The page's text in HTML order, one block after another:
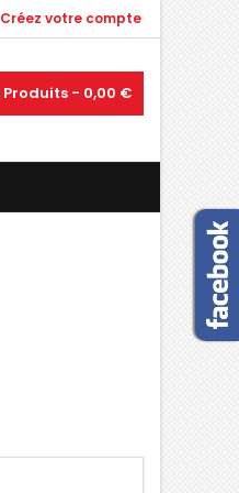
Créez votre compte
Produits - 0,00 €